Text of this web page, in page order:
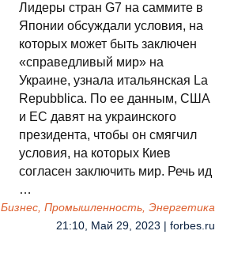
Лидеры стран G7 на саммите в
Японии обсуждали условия, на
которых может быть заключен
«справедливый мир» на
Украине, узнала итальянская La
Repubblica. По ее данным, США
и ЕС давят на украинского
президента, чтобы он смягчил
условия, на которых Киев
согласен заключить мир. Речь ид
…
Бизнес, Промышленность, Энергетика
21:10, Май 29, 2023 | forbes.ru